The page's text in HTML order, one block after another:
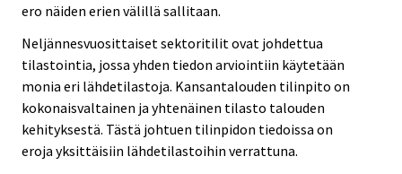
ero näiden erien välillä sallitaan.
Neljännesvuosittaiset sektoritilit ovat johdettua
tilastointia, jossa yhden tiedon arviointiin käytetään
monia eri lähdetilastoja. Kansantalouden tilinpito on
kokonaisvaltainen ja yhtenäinen tilasto talouden
kehityksestä. Tästä johtuen tilinpidon tiedoissa on
eroja yksittäisiin lähdetilastoihin verrattuna.